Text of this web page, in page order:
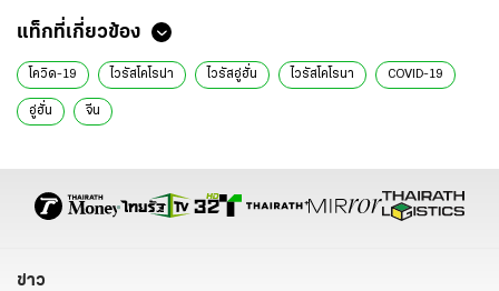
แท็กที่เกี่ยวข้อง
โควิด-19 ไวรัสโคโรน่า ไวรัสอู่ฮั่น ไวรัสโคโรนา COVID-19
อู่ฮั่น จีน
ข่าว